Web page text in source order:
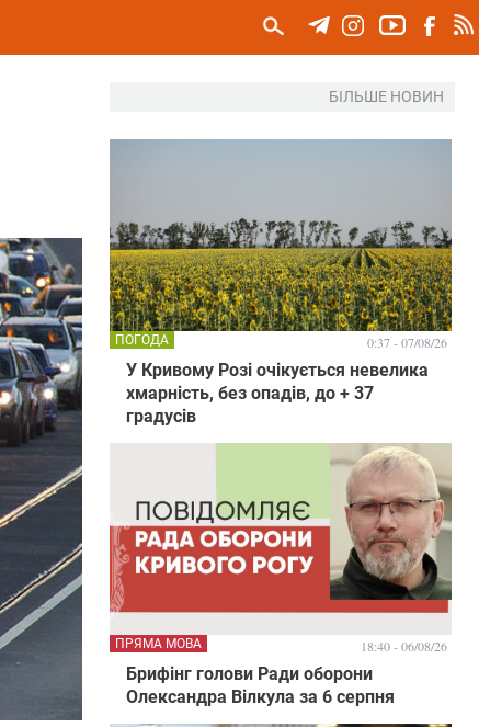
БІЛЬШЕ НОВИН
У Кривому Розі очікується невелика
хмарність, без опадів, до + 37
градусів
ПОГОДА 0:37 - 07/08/26
Брифінг голови Ради оборони
Олександра Вілкула за 6 серпня
ПРЯМА МОВА 18:40 - 06/08/26